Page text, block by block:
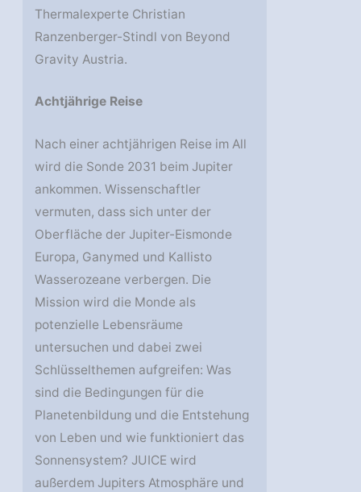
Thermalexperte Christian
Ranzenberger-Stindl von Beyond
Gravity Austria.
Achtjährige Reise
Nach einer achtjährigen Reise im All
wird die Sonde 2031 beim Jupiter
ankommen. Wissenschaftler
vermuten, dass sich unter der
Oberfläche der Jupiter-Eismonde
Europa, Ganymed und Kallisto
Wasserozeane verbergen. Die
Mission wird die Monde als
potenzielle Lebensräume
untersuchen und dabei zwei
Schlüsselthemen aufgreifen: Was
sind die Bedingungen für die
Planetenbildung und die Entstehung
von Leben und wie funktioniert das
Sonnensystem? JUICE wird
außerdem Jupiters Atmosphäre und